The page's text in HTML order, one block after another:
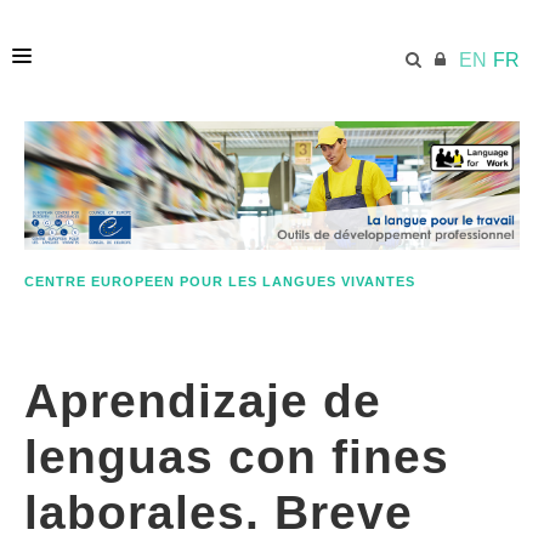
EN FR
ACCUEIL
ECML.AT
COMPÉTENCES
RESSOURCES
CENTRE EUROPEEN POUR LES LANGUES VIVANTES
Aprendizaje de
lenguas con fines
laborales. Breve